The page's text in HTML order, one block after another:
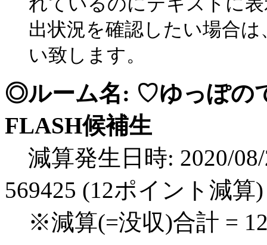
出状況を確認したい場合
い致します。
◎ルーム名: ♡ゆっぽの
FLASH候補生
減算発生日時: 2020/
569425 (12ポイント減算)
※減算(=没収)合計 =